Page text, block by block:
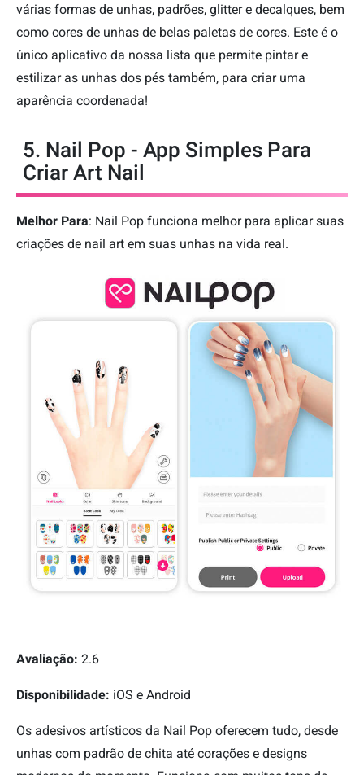
várias formas de unhas, padrões, glitter e decalques, bem
como cores de unhas de belas paletas de cores. Este é o
único aplicativo da nossa lista que permite pintar e
estilizar as unhas dos pés também, para criar uma
aparência coordenada!
5. Nail Pop - App Simples Para
Criar Art Nail
Melhor Para: Nail Pop funciona melhor para aplicar suas
criações de nail art em suas unhas na vida real.
Avaliação: 2.6
Disponibilidade: iOS e Android
Os adesivos artísticos da Nail Pop oferecem tudo, desde
unhas com padrão de chita até corações e designs